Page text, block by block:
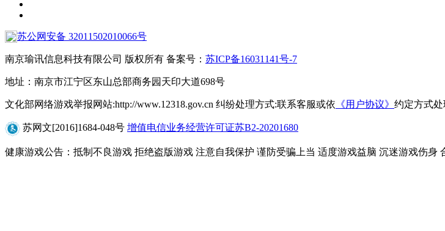
苏公网安备 32011502010066号
南京瑜讯信息科技有限公司 版权所有 备案号： 苏ICP备16031141号-7
地址：南京市江宁区东山总部商务园天印大道698号
文化部网络游戏举报网站:http://www.12318.gov.cn 纠纷处理方式:联系客服或依 《用户协议》 约定方式处
苏网文[2016]1684-048号 增值电信业务经营许可证苏B2-20201680
健康游戏公告：抵制不良游戏 拒绝盗版游戏 注意自我保护 谨防受骗上当 适度游戏益脑 沉迷游戏伤身